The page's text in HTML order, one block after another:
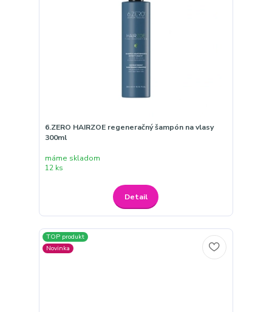
6.ZERO HAIRZOE regeneračný šampón na vlasy
300ml
máme skladom
12 ks
Detail
TOP produkt
Novinka